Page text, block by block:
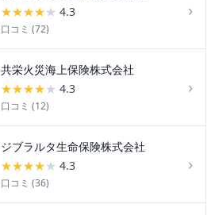
★★★★★ 4.3
口コミ (72)
›
共栄火災海上保険株式会社
★★★★★ 4.3
口コミ (12)
›
ジブラルタ生命保険株式会社
★★★★★ 4.3
口コミ (36)
›